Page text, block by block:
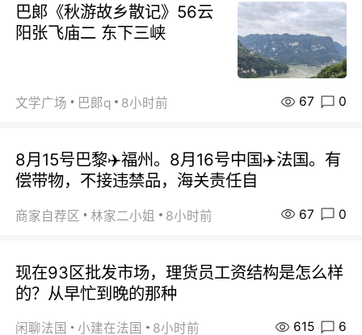
巴郞《秋游故乡散记》56云
阳张飞庙二 东下三峡
文学广场 巴郞q 8小时前 67 0
8月15号巴黎✈️福州。8月16号中国✈️法国。有
偿带物，不接违禁品，海关责任自
商家自荐区 林家二小姐 8小时前 67 0
现在93区批发市场，理货员工资结构是怎么样
的？从早忙到晚的那种
闲聊法国 小建在法国 8小时前 615 6